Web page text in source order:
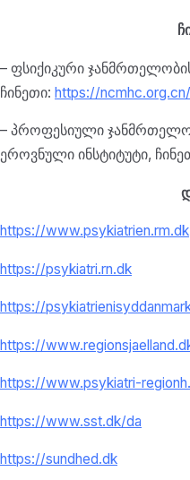
– ფსიქიკური
ჩინეთი: https://ncmhc.org.cn/
– პროფესიული
ეროვნული ინსტიტუტი,
https://www.psykiatrien.rm.dk
https://psykiatri.rn.dk
https://
https://
https://www.psykiatri-
https://www.sst.dk/da
https://sundhed.dk